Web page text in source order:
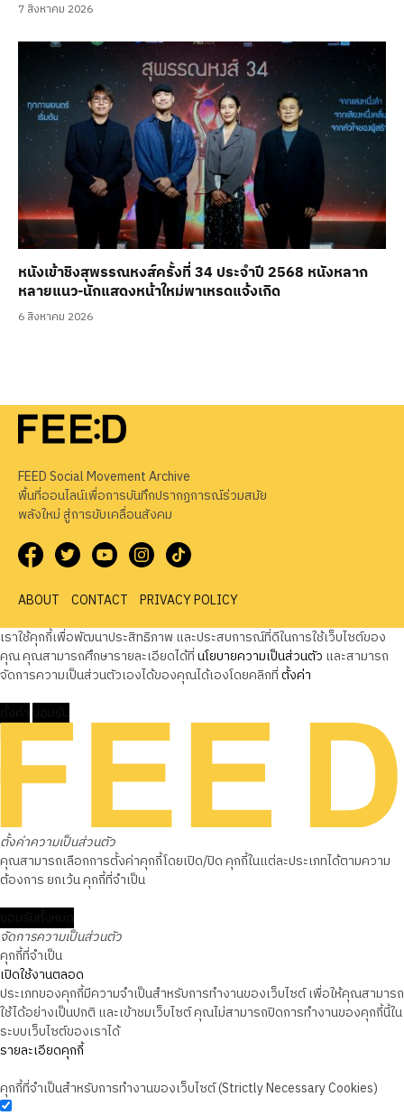
7 สิงหาคม 2026
หนังเข้าชิงสุพรรณหงส์ครั้งที่ 34 ประจำปี 2568 หนังหลาก
หลายแนว-นักแสดงหน้าใหม่พาเหรดแจ้งเกิด
6 สิงหาคม 2026
FEED Social Movement Archive
พื้นที่ออนไลน์เพื่อการบันทึกปรากฏการณ์ร่วมสมัย
พลังใหม่ สู่การขับเคลื่อนสังคม
ABOUT CONTACT
PRIVACY POLICY
เราใช้คุกกี้เพื่อพัฒนาประสิทธิภาพ และประสบการณ์ที่ดีในการใช้เว็บไซต์ของ
คุณ คุณสามารถศึกษารายละเอียดได้ที่นโยบายความเป็นส่วนตัว และสามารถ
จัดการความเป็นส่วนตัวเองได้ของคุณได้เองโดยคลิกที่ตั้งค่า
ตั้งค่าความเป็นส่วนตัว
คุณสามารถเลือกการตั้งค่าคุกกี้โดยเปิด/ปิด คุกกี้ในแต่ละประเภทได้ตามความ
ต้องการ ยกเว้น คุกกี้ที่จำเป็น
จัดการความเป็นส่วนตัว
คุกกี้ที่จำเป็น
เปิดใช้งานตลอด
ประเภทของคุกกี้มีความจำเป็นสำหรับการทำงานของเว็บไซต์ เพื่อให้คุณสามารถ
ใช้ได้อย่างเป็นปกติ และเข้าชมเว็บไซต์ คุณไม่สามารถปิดการทำงานของคุกกี้นี้ใน
ระบบเว็บไซต์ของเราได้
รายละเอียดคุกกี้
คุกกี้ที่จำเป็นสำหรับการทำงานของเว็บไซต์ (Strictly Necessary Cookies)